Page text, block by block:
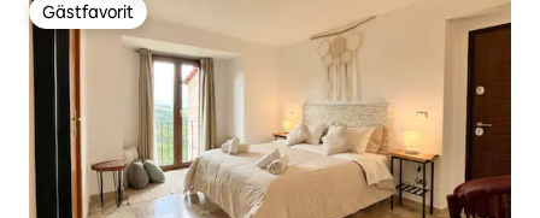
Gästfavorit
Gästfavorit